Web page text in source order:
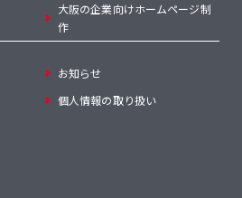
大阪の企業向けホームページ制
作
お知らせ
個人情報の取り扱い